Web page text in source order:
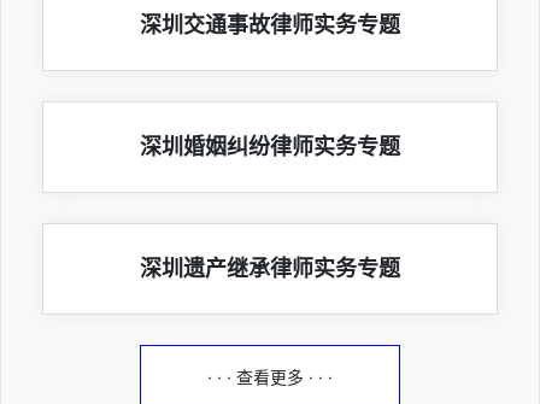
深圳交通事故律师实务专题
深圳婚姻纠纷律师实务专题
深圳遗产继承律师实务专题
· · · 查看更多 · · ·